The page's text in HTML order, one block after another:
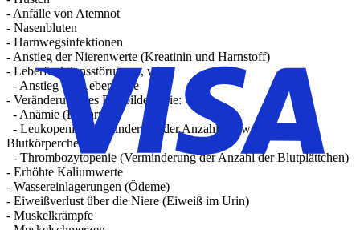
- Anfälle von Atemnot
- Nasenbluten
- Harnwegsinfektionen
- Anstieg der Nierenwerte (Kreatinin und Harnstoff)
- Leberfunktionsstörungen, wie:
- Anstieg der Leberwerte
- Veränderung des Blutbildes, wie:
- Anämie (Blutarmut)
- Leukopenie (Verminderung der Anzahl der weißen
Blutkörperchen)
- Thrombozytopenie (Verminderung der Anzahl der Blutplättchen)
- Erhöhte Kaliumwerte
- Wassereinlagerungen (Ödeme)
- Eiweißverlust über die Niere (Eiweiß im Urin)
- Muskelkrämpfe